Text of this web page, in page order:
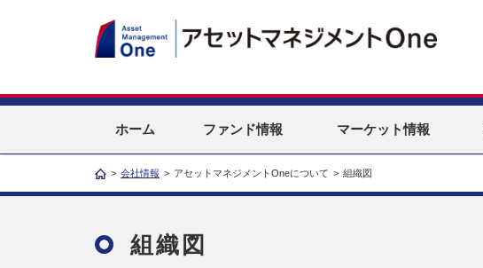
ホーム ファンド情報 マーケット情報
> 会社情報 > アセットマネジメントOneについて > 組織図
組織図